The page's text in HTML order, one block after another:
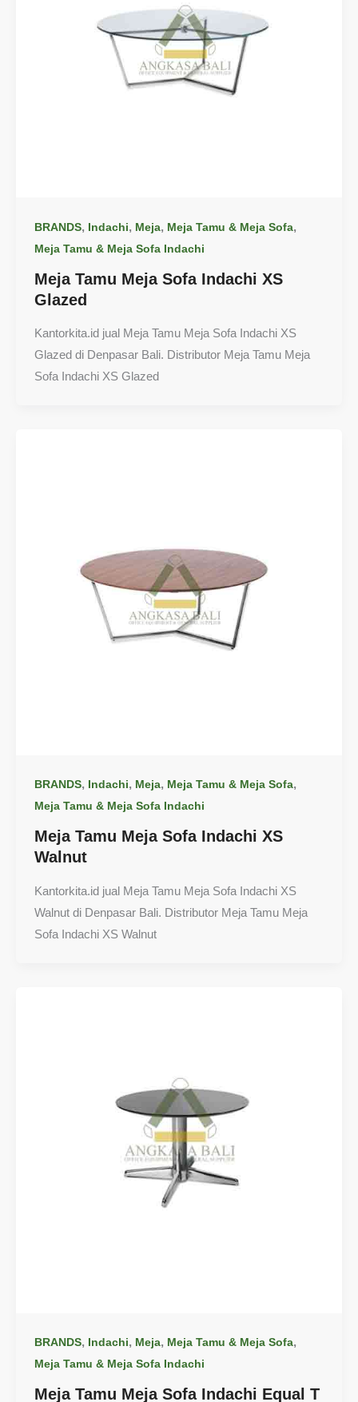
BRANDS, Indachi, Meja, Meja Tamu & Meja Sofa,
Meja Tamu & Meja Sofa Indachi
Meja Tamu Meja Sofa Indachi XS
Glazed
Kantorkita.id jual Meja Tamu Meja Sofa Indachi XS
Glazed di Denpasar Bali. Distributor Meja Tamu Meja
Sofa Indachi XS Glazed
BRANDS, Indachi, Meja, Meja Tamu & Meja Sofa,
Meja Tamu & Meja Sofa Indachi
Meja Tamu Meja Sofa Indachi XS
Walnut
Kantorkita.id jual Meja Tamu Meja Sofa Indachi XS
Walnut di Denpasar Bali. Distributor Meja Tamu Meja
Sofa Indachi XS Walnut
BRANDS, Indachi, Meja, Meja Tamu & Meja Sofa,
Meja Tamu & Meja Sofa Indachi
Meja Tamu Meja Sofa Indachi Equal T